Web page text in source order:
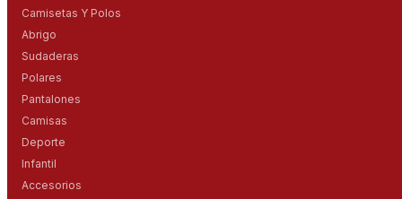
Camisetas Y Polos
Abrigo
Sudaderas
Polares
Pantalones
Camisas
Deporte
Infantil
Accesorios